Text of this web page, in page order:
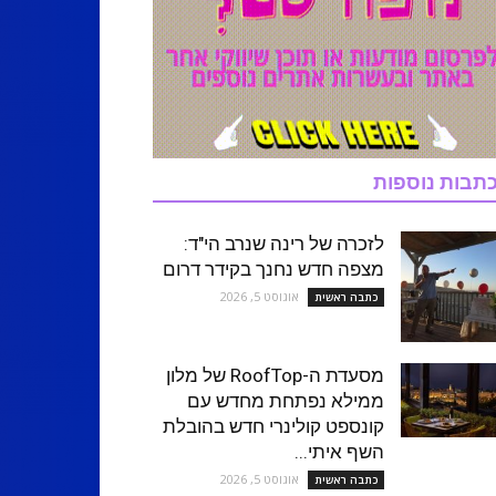
נוספות
לזכרה של רינה שנרב הי"ד:
מצפה חדש נחנך בקידר דרום
כתבה ראשית אוגוסט 5, 2026
מסעדת ה-RoofTop של מלון
ממילא נפתחת מחדש עם
קונספט קולינרי חדש בהובלת
השף איתי...
כתבה ראשית אוגוסט 5, 2026